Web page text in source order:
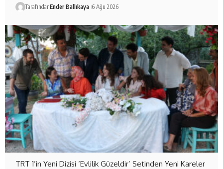
TarafındanEnder Ballıkaya 6 Ağu 2026
TRT 1’in Yeni Dizisi ‘Evlilik Güzeldir’ Setinden Yeni Kareler